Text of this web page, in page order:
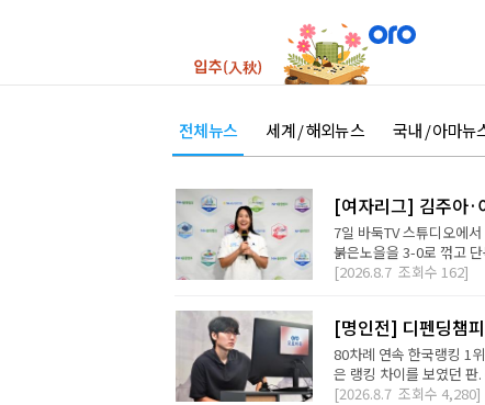
전체뉴스 세계 / 해외뉴스 국내 / 아마뉴
[여자리그] 김주아·
7일 바둑TV 스튜디오에
붉은노을을 3-0로 꺾고
[2026.8.7 조회수 162]
[명인전] 디펜딩챔
80차례 연속 한국랭킹 1
은 랭킹 차이를 보였던 판
[2026.8.7 조회수 4,280]